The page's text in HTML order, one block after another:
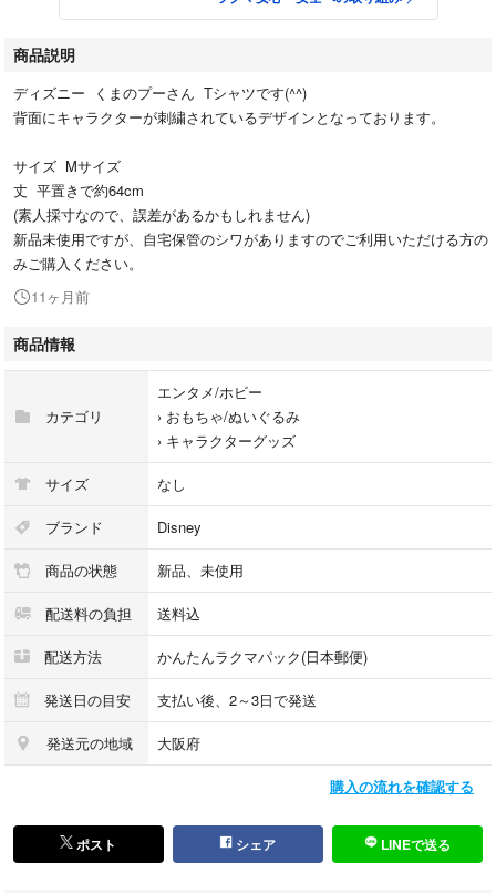
商品説明
ディズニー くまのプーさん Tシャツです(^^)
背面にキャラクターが刺繍されているデザインとなっております。
サイズ Mサイズ
丈 平置きで約64cm
(素人採寸なので、誤差があるかもしれません)
新品未使用ですが、自宅保管のシワがありますのでご利用いただける方の
みご購入ください。
11ヶ月前
商品情報
カテゴリ
エンタメ/ホビー
› おもちゃ/ぬいぐるみ
› キャラクターグッズ
サイズ なし
ブランド Disney
商品の状態 新品、未使用
配送料の負担 送料込
配送方法 かんたんラクマパック(日本郵便)
発送日の目安 支払い後、2～3日で発送
発送元の地域 大阪府
購入の流れを確認する
ポスト シェア LINEで送る